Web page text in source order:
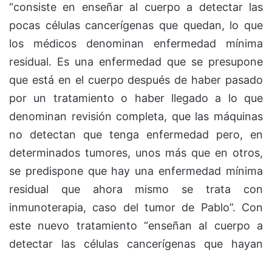
“consiste en enseñar al cuerpo a detectar las
pocas células cancerígenas que quedan, lo que
los médicos denominan enfermedad mínima
residual. Es una enfermedad que se presupone
que está en el cuerpo después de haber pasado
por un tratamiento o haber llegado a lo que
denominan revisión completa, que las máquinas
no detectan que tenga enfermedad pero, en
determinados tumores, unos más que en otros,
se predispone que hay una enfermedad mínima
residual que ahora mismo se trata con
inmunoterapia, caso del tumor de Pablo”. Con
este nuevo tratamiento “enseñan al cuerpo a
detectar las células cancerígenas que hayan